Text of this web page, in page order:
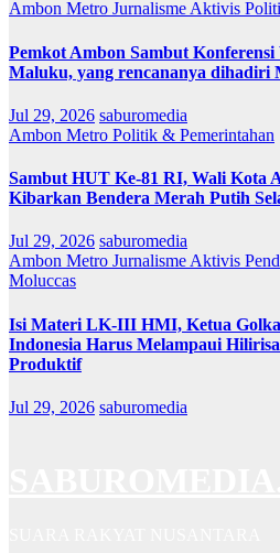
Ambon Metro Jurnalisme Aktivis
Pemkot Ambon Sambut
Maluku, yang rencananya dihadiri
Jul 29, 2026 saburomedia
Ambon Metro Politik & Pemerintahan
Sambut HUT Ke-81 RI, Wali Kota
Kibarkan Bendera Merah Putih
Jul 29, 2026 saburomedia
Ambon Metro Jurnalisme Aktivis
Moluccas
Isi Materi LK-III HMI, Ketua
Indonesia Harus Melampaui
Produktif
Jul 29, 2026 saburomedia